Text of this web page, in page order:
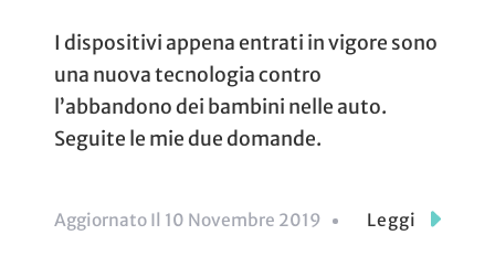
I dispositivi appena entrati in vigore sono
una nuova tecnologia contro
l’abbandono dei bambini nelle auto.
Seguite le mie due domande.
Aggiornato Il 10 Novembre 2019 Leggi